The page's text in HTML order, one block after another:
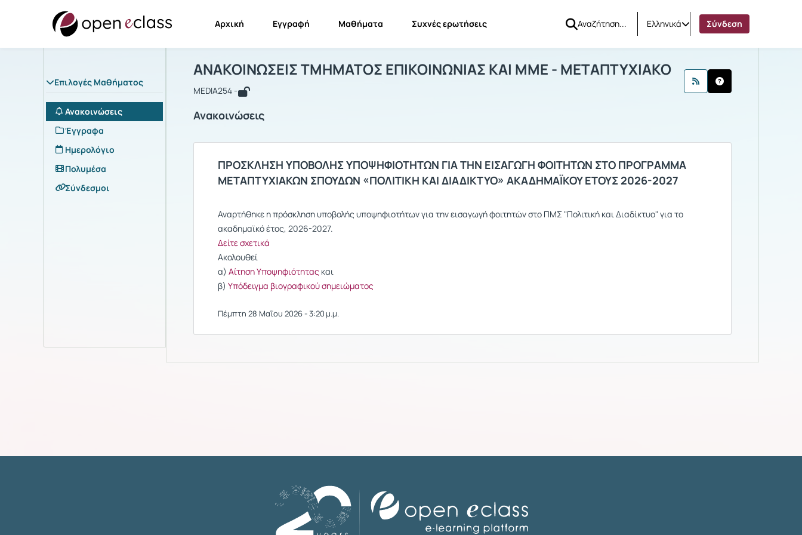
Αρχική Εγγραφή Μαθήματα Συχνές ερωτήσεις Ελληνικά Σύνδεση
Επιλογές Μαθήματος
Ανακοινώσεις
Έγγραφα
Ημερολόγιο
Πολυμέσα
Σύνδεσμοι
Ανακοινώσεις
Μάθημα : ΑΝΑΚΟΙΝΩΣΕΙΣ ΤΜΗΜΑΤΟΣ ΕΠΙΚΟΙΝΩΝΙΑΣ ΚΑΙ ΜΜΕ - ΜΕΤΑΠΤΥΧΙΑΚΟ
ΑΝΑΚΟΙΝΩΣΕΙΣ ΤΜΗΜΑΤΟΣ ΕΠΙΚΟΙΝΩΝΙΑΣ ΚΑΙ ΜΜΕ - ΜΕΤΑΠΤΥΧΙΑΚΟ
MEDIA254 -
Ανακοινώσεις
ΠΡΟΣΚΛΗΣΗ ΥΠΟΒΟΛΗΣ ΥΠΟΨΗΦΙΟΤΗΤΩΝ ΓΙΑ ΤΗΝ ΕΙΣΑΓΩΓΗ ΦΟΙΤΗΤΩΝ ΣΤΟ ΠΡΟΓΡΑΜΜΑ
ΜΕΤΑΠΤΥΧΙΑΚΩΝ ΣΠΟΥΔΩΝ «ΠΟΛΙΤΙΚΗ ΚΑΙ ΔΙΑΔΙΚΤΥΟ» ΑΚΑΔΗΜΑΪΚΟΥ ΕΤΟΥΣ 2026-2027
Αναρτήθηκε η πρόσκληση υποβολής υποψηφιοτήτων για την εισαγωγή φοιτητών στο ΠΜΣ "Πολιτική και Διαδίκτυο" για το
ακαδημαϊκό έτος, 2026-2027.
Δείτε σχετικά
Ακολουθεί
α) Αίτηση Υποψηφιότητας και
β) Υπόδειγμα βιογραφικού σημειώματος
Πέμπτη 28 Μαΐου 2026 - 3:20 μ.μ.